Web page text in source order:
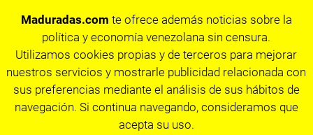
Maduradas.com te ofrece además noticias sobre la
política y economía venezolana sin censura.
Utilizamos cookies propias y de terceros para mejorar
nuestros servicios y mostrarle publicidad relacionada con
sus preferencias mediante el análisis de sus hábitos de
navegación. Si continua navegando, consideramos que
acepta su uso.